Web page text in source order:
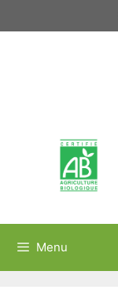
au
Menu